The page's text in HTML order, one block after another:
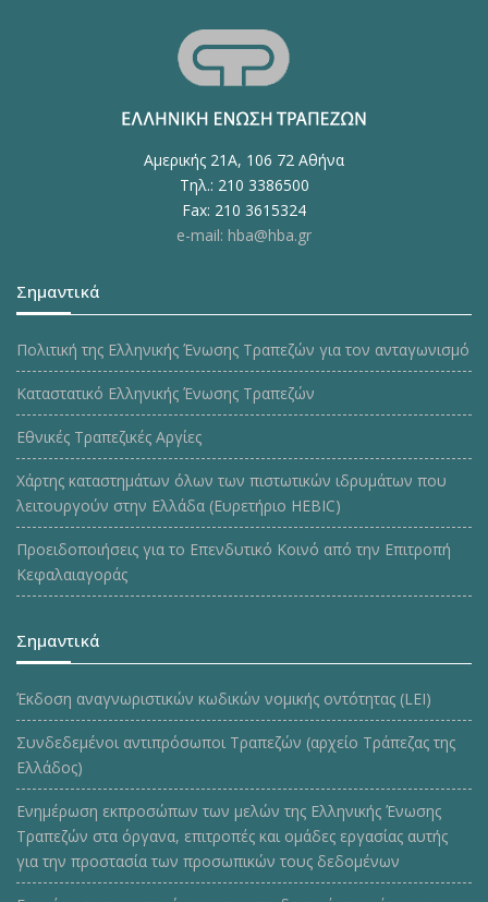
Αμερικής 21Α, 106 72 Αθήνα
Τηλ.: 210 3386500
Fax: 210 3615324
e-mail: hba@hba.gr
Σημαντικά
Πολιτική της Ελληνικής Ένωσης Τραπεζών για τον ανταγωνισμό
Καταστατικό Ελληνικής Ένωσης Τραπεζών
Εθνικές Τραπεζικές Αργίες
Χάρτης καταστημάτων όλων των πιστωτικών ιδρυμάτων που
λειτουργούν στην Ελλάδα (Ευρετήριο HEBIC)
Προειδοποιήσεις για το Επενδυτικό Κοινό από την Επιτροπή
Κεφαλαιαγοράς
Σημαντικά
Έκδοση αναγνωριστικών κωδικών νομικής οντότητας (LEI)
Συνδεδεμένοι αντιπρόσωποι Τραπεζών (αρχείο Τράπεζας της
Ελλάδος)
Ενημέρωση εκπροσώπων των μελών της Ελληνικής Ένωσης
Τραπεζών στα όργανα, επιτροπές και ομάδες εργασίας αυτής
για την προστασία των προσωπικών τους δεδομένων